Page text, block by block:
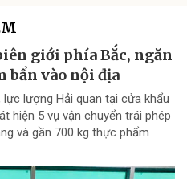
giới phía Bắc, ngăn
bẩn vào nội địa
lượng Hải quan tại cửa khẩu
hiện 5 vụ vận chuyển trái phép
và gần 700 kg thực phẩm